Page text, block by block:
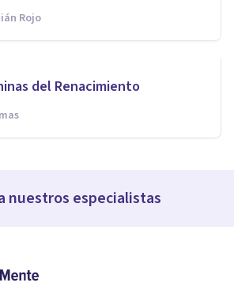
Rojo
del Renacimiento
nuestros especialistas